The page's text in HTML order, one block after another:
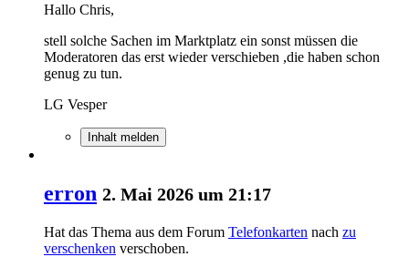
Hallo Chris,
stell solche Sachen im Marktplatz ein sonst müssen die
Moderatoren das erst wieder verschieben ,die haben schon
genug zu tun.
LG Vesper
Inhalt melden
erron 2. Mai 2026 um 21:17
Hat das Thema aus dem Forum Telefonkarten nach zu
verschenken verschoben.